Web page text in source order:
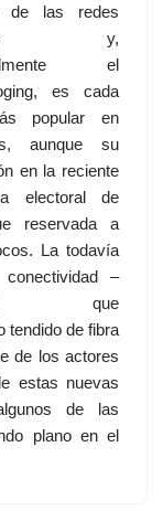
de las redes
y,
el
es cada
popular en
aunque su
en la reciente
electoral de
reservada a
La todavía
–
que
tendido de fibra
de los actores
estas nuevas
de las
plano en el